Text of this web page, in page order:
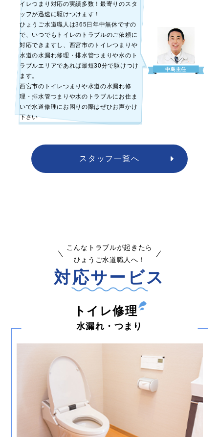
イレつまり対応の実績多数！最寄りのスタ
ッフが迅速に駆けつけます！
ひょうご水道職人は365日年中無休ですの
で、いつでもトイレのトラブルのご依頼に
対応できますし、西宮市のトイレつまりや
水道の水漏れ修理・排水管つまりや水のト
ラブルエリアであれば最短30分で駆けつけ
ます。
西宮市のトイレつまりや水道の水漏れ修
理・排水管つまりや水のトラブルにお住ま
いで水道修理にお困りの際はぜひお声かけ
下さい
中島主任
スタッフ一覧へ
こんなトラブルが起きたら
ひょうご水道職人へ！
対応サービス
トイレ修理
水漏れ・つまり